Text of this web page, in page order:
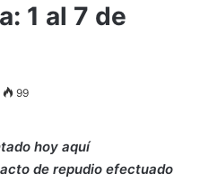
1 al 7 de
99
hoy aquí
de repudio efectuado